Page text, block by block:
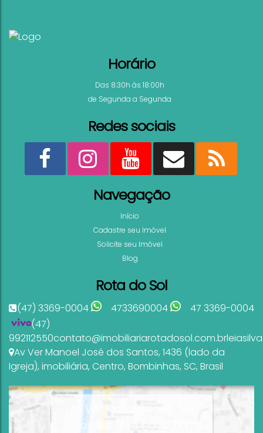
Horário
Das 8:30h às 18:00h
de Segunda a Segunda
Redes sociais
Navegação
Início
Cadastre seu Imóvel
Solicite seu Imóvel
Blog
Rota do Sol
(47) 3369-0004 4733690004
47 3369-0004
(47)
992112550contato@imobiliariarotadosol.com.br
Av Ver Manoel José dos Santos, 1436 (lado da
Igreja), imobiliária, Centro, Bombinhas, SC, Brasil
Av Ver Manoel José dos
Santos, 1436 (lado da